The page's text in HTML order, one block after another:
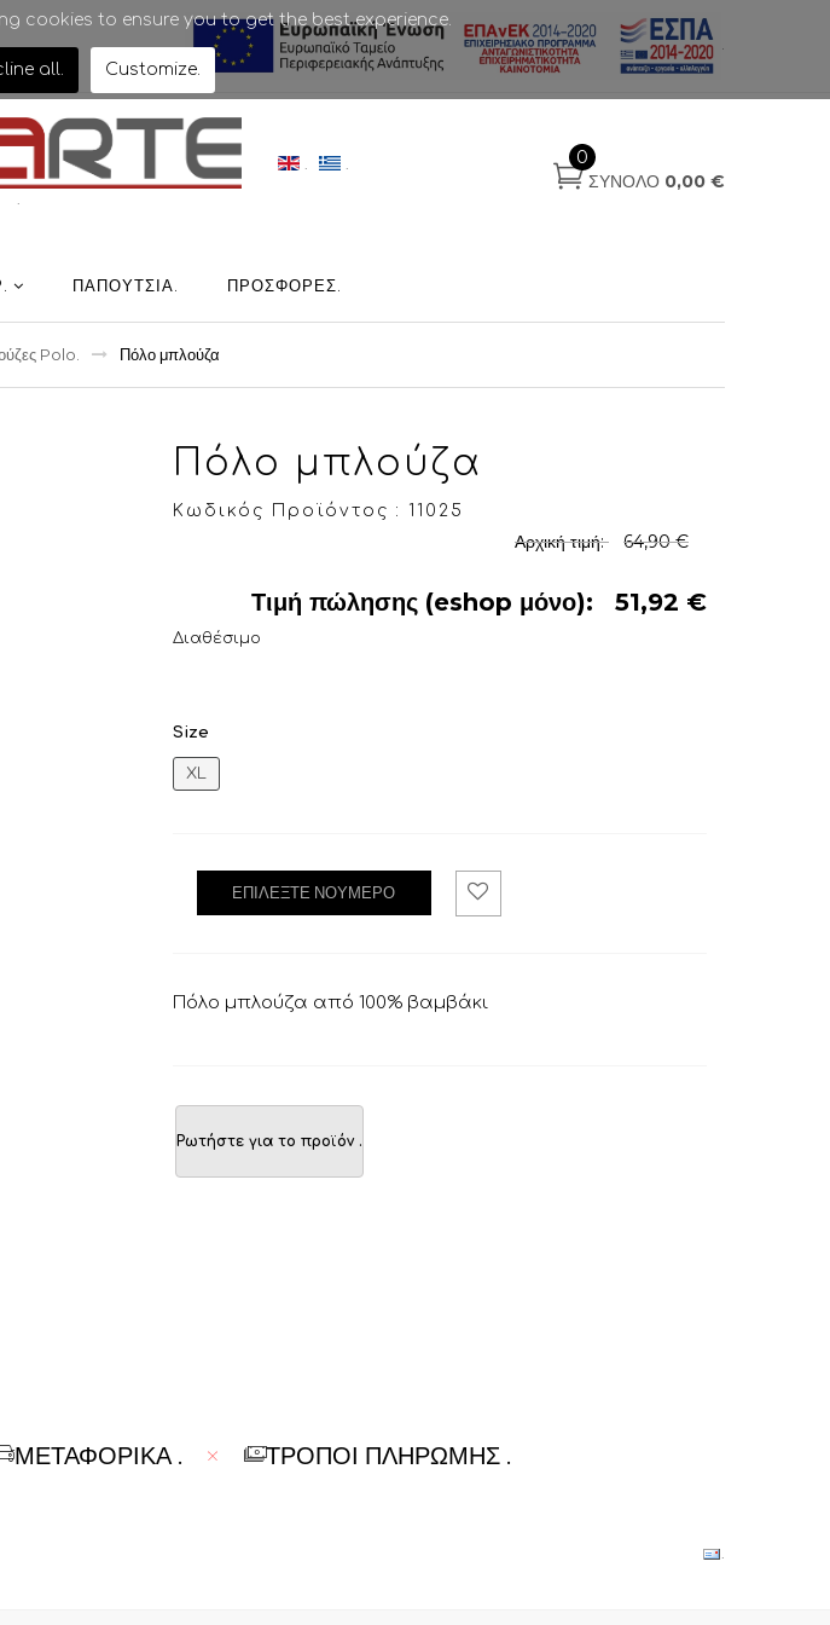
.
.
0
ΣΎΝΟΛΟ 0,00 €
. .
ΠΑΠΟΎΤΣΙΑ ΠΡΟΣΦΟΡΈΣ
Polo Πόλο μπλούζα
Πόλο μπλούζα
Κωδικός Προϊόντος : 11025
Αρχική τιμή: 64,90 €
Τιμή πώλησης (eshop μόνο): 51,92 €
Διαθέσιμο
Size
XL
ΕΠΙΛΈΞΤΕ ΝΟΎΜΕΡΟ
hli
st
Πόλο μπλούζα από 100% βαμβάκι
Ρωτήστε για το προϊόν .
ΜΕΤΑΦΟΡΙΚΆ . ΤΡΌΠΟΙ ΠΛΗΡΩΜΉΣ .
.
cookies to ensure you to get the best experience.
all. Customize.